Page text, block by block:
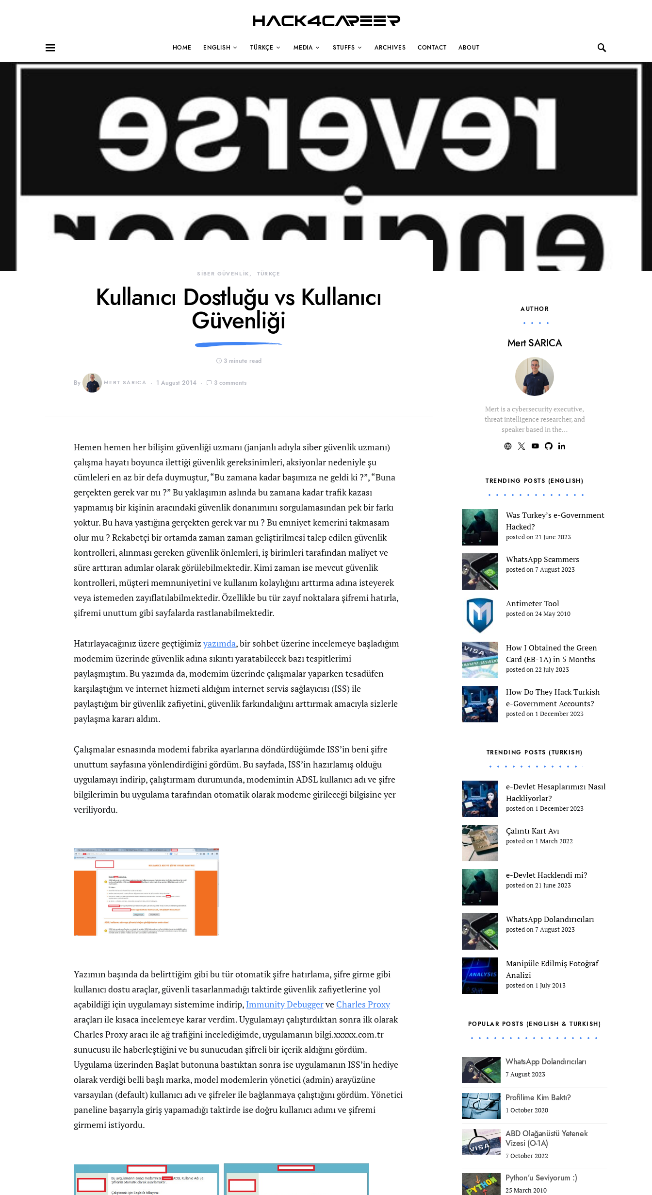
Hack4Career
HOME ENGLISH TÜRKÇE MEDIA STUFFS ARCHIVES CONTACT ABOUT
SİBER GÜVENLİK TÜRKÇE
Kullanıcı Dostluğu vs Kullanıcı
Güvenliği
3 minute read
By MERT SARICA 1 August 2014 3 comments
Hemen hemen her bilişim güvenliği uzmanı (janjanlı adıyla siber güvenlik uzmanı)
çalışma hayatı boyunca ilettiği güvenlik gereksinimleri, aksiyonlar nedeniyle şu
cümleleri en az bir defa duymuştur, “Bu zamana kadar başımıza ne geldi ki ?”, “Buna
gerçekten gerek var mı ?” Bu yaklaşımın aslında bu zamana kadar trafik kazası
yapmamış bir kişinin aracındaki güvenlik donanımını sorgulamasından pek bir farkı
yoktur. Bu hava yastığına gerçekten gerek var mı ? Bu emniyet kemerini takmasam
olur mu ? Rekabetçi bir ortamda zaman zaman geliştirilmesi talep edilen güvenlik
kontrolleri, alınması gereken güvenlik önlemleri, iş birimleri tarafından maliyet ve
süre arttıran adımlar olarak görülebilmektedir. Kimi zaman ise mevcut güvenlik
kontrolleri, müşteri memnuniyetini ve kullanım kolaylığını arttırma adına isteyerek
veya istemeden zayıflatılabilmektedir. Özellikle bu tür zayıf noktalara şifremi hatırla,
şifremi unuttum gibi sayfalarda rastlanabilmektedir.
Hatırlayacağınız üzere geçtiğimiz yazımda, bir sohbet üzerine incelemeye başladığım
modemim üzerinde güvenlik adına sıkıntı yaratabilecek bazı tespitlerimi
paylaşmıştım. Bu yazımda da, modemim üzerinde çalışmalar yaparken tesadüfen
karşılaştığım ve internet hizmeti aldığım internet servis sağlayıcısı (ISS) ile
paylaştığım bir güvenlik zafiyetini, güvenlik farkındalığını arttırmak amacıyla sizlerle
paylaşma kararı aldım.
Çalışmalar esnasında modemi fabrika ayarlarına döndürdüğümde ISS’in beni şifre
unuttum sayfasına yönlendirdiğini gördüm. Bu sayfada, ISS’in hazırlamış olduğu
uygulamayı indirip, çalıştırmam durumunda, modemimin ADSL kullanıcı adı ve şifre
bilgilerimin bu uygulama tarafından otomatik olarak modeme girileceği bilgisine yer
veriliyordu.
Yazımın başında da belirttiğim gibi bu tür otomatik şifre hatırlama, şifre girme gibi
kullanıcı dostu araçlar, güvenli tasarlanmadığı taktirde güvenlik zafiyetlerine yol
açabildiği için uygulamayı sistemime indirip, Immunity Debuggerve Charles Proxy
araçları ile kısaca incelemeye karar verdim. Uygulamayı çalıştırdıktan sonra ilk olarak
Charles Proxy aracı ile ağ trafiğini incelediğimde, uygulamanın bilgi.xxxxx.com.tr
sunucusu ile haberleştiğini ve bu sunucudan şifreli bir içerik aldığını gördüm.
Uygulama üzerinden Başlat butonuna bastıktan sonra ise uygulamanın ISS’in hediye
olarak verdiği belli başlı marka, model modemlerin yönetici (admin) arayüzüne
varsayılan (default) kullanıcı adı ve şifreler ile bağlanmaya çalıştığını gördüm. Yönetici
paneline başarıyla giriş yapamadığı taktirde ise doğru kullanıcı adımı ve şifremi
girmemi istiyordu.
AUTHOR
Mert SARICA
Mert is a cybersecurity executive,
threat intelligence researcher, and
speaker based in the…
TRENDING POSTS (ENGLISH)
Was Turkey’s e-Government
Hacked?
posted on 21 June 2023
WhatsApp Scammers
posted on 7 August 2023
Antimeter Tool
posted on 24 May 2010
How I Obtained the Green
Card (EB-1A) in 5 Months
posted on 22 July 2023
How Do They Hack Turkish
e-Government Accounts?
posted on 1 December 2023
TRENDING POSTS (TURKISH)
e-Devlet Hesaplarımızı Nasıl
Hackliyorlar?
posted on 1 December 2023
Çalıntı Kart Avı
posted on 1 March 2022
e-Devlet Hacklendi mi?
posted on 21 June 2023
WhatsApp Dolandırıcıları
posted on 7 August 2023
Manipüle Edilmiş Fotoğraf
Analizi
posted on 1 July 2013
POPULAR POSTS (ENGLISH & TURKISH)
WhatsApp Dolandırıcıları
7 August 2023
Profilime Kim Baktı?
1 October 2020
ABD Olağanüstü Yetenek
Vizesi (O-1A)
7 October 2022
Python’u Seviyorum :)
25 March 2010